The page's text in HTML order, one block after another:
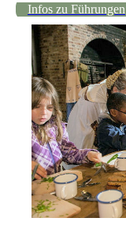
Infos zu Führungen